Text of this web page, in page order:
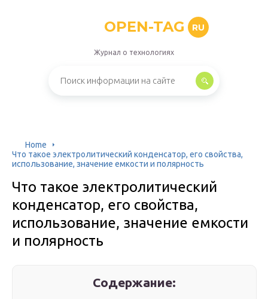
OPEN-TAG RU
Журнал о технологиях
Home
Что такое электролитический конденсатор, его свойства,
использование, значение емкости и полярность
Что такое электролитический
конденсатор, его свойства,
использование, значение емкости
и полярность
Содержание: